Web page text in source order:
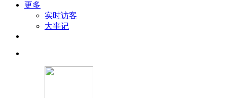
更多
实时访客
大事记